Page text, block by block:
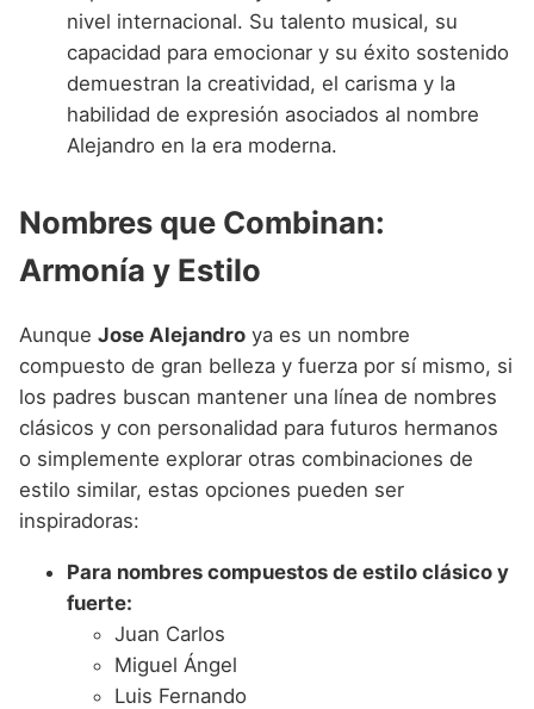
nivel internacional. Su talento musical, su
capacidad para emocionar y su éxito sostenido
demuestran la creatividad, el carisma y la
habilidad de expresión asociados al nombre
Alejandro en la era moderna.
Nombres que Combinan:
Armonía y Estilo
Aunque Jose Alejandro ya es un nombre
compuesto de gran belleza y fuerza por sí mismo, si
los padres buscan mantener una línea de nombres
clásicos y con personalidad para futuros hermanos
o simplemente explorar otras combinaciones de
estilo similar, estas opciones pueden ser
inspiradoras:
Para nombres compuestos de estilo clásico y
fuerte:
Juan Carlos
Miguel Ángel
Luis Fernando